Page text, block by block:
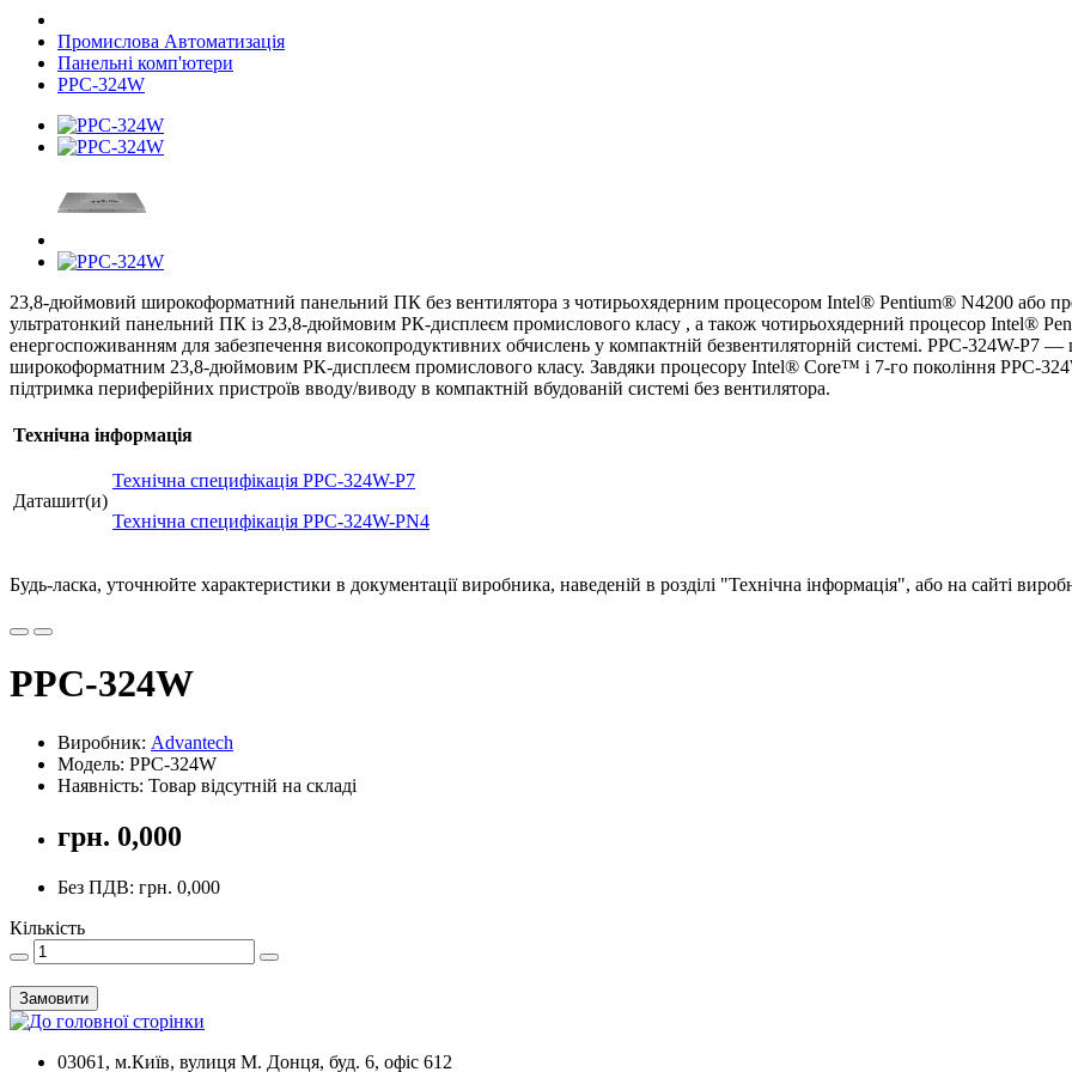
Промислова Автоматизація
Панельні комп'ютери
PPC-324W
23,8-дюймовий широкоформатний панельний ПК без вентилятора з чотирьохядерним процесором Intel® Pentium® N4200 або
ультратонкий панельний ПК із 23,8-дюймовим РК-дисплеєм промислового класу , а також чотирьохядерний процесор Intel®
енергоспоживанням для забезпечення високопродуктивних обчислень у компактній безвентиляторній системі. PPC-324W-P7
широкоформатним 23,8-дюймовим РК-дисплеєм промислового класу. Завдяки процесору Intel® Core™ i 7-го покоління PPC-
підтримка периферійних пристроїв вводу/виводу в компактній вбудованій системі без вентилятора.
Технічна інформація
Даташит(и)
Технічна специфікація PPC-324W-P7
Технічна специфікація PPC-324W-PN4
Будь-ласка, уточнюйте характеристики в документації виробника, наведеній в розділі "Технічна інформація", або на сайті
PPC-324W
Виробник: Advantech
Модель: PPC-324W
Наявність: Товар відсутній на складі
грн. 0,000
Без ПДВ: грн. 0,000
Кількість
Замовити
03061, м.Київ, вулиця М. Донця, буд. 6, офіс 612